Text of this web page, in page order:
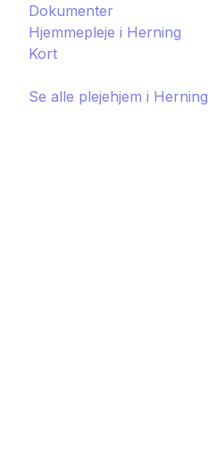
Dokumenter
Hjemmepleje i Herning
Kort
Se alle plejehjem i Herning